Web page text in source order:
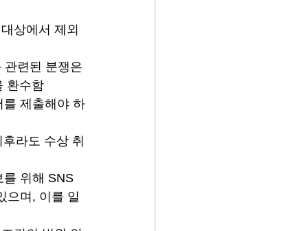
상에서 제외
관련된 분쟁은
환수함
제출해야 하
라도 수상 취
를 위해 SNS
으며, 이를 일